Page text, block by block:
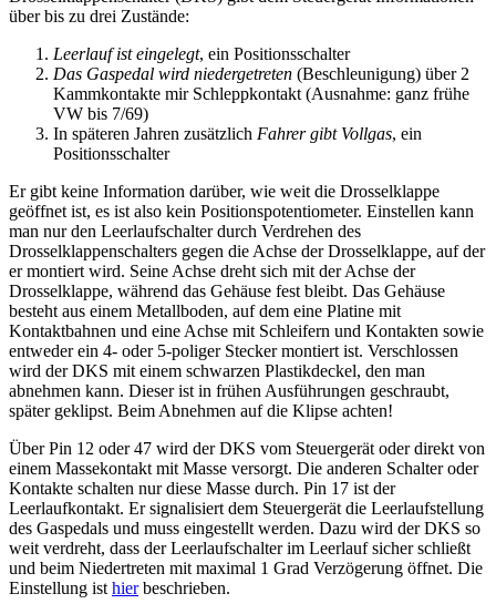
über bis zu drei Zustände:
Leerlauf ist eingelegt, ein Positionsschalter
Das Gaspedal wird niedergetreten (Beschleunigung) über 2
Kammkontakte mir Schleppkontakt (Ausnahme: ganz frühe
VW bis 7/69)
In späteren Jahren zusätzlich Fahrer gibt Vollgas, ein
Positionsschalter
Er gibt keine Information darüber, wie weit die Drosselklappe
geöffnet ist, es ist also kein Positionspotentiometer. Einstellen kann
man nur den Leerlaufschalter durch Verdrehen des
Drosselklappenschalters gegen die Achse der Drosselklappe, auf der
er montiert wird. Seine Achse dreht sich mit der Achse der
Drosselklappe, während das Gehäuse fest bleibt. Das Gehäuse
besteht aus einem Metallboden, auf dem eine Platine mit
Kontaktbahnen und eine Achse mit Schleifern und Kontakten sowie
entweder ein 4- oder 5-poliger Stecker montiert ist. Verschlossen
wird der DKS mit einem schwarzen Plastikdeckel, den man
abnehmen kann. Dieser ist in frühen Ausführungen geschraubt,
später geklipst. Beim Abnehmen auf die Klipse achten!
Über Pin 12 oder 47 wird der DKS vom Steuergerät oder direkt von
einem Massekontakt mit Masse versorgt. Die anderen Schalter oder
Kontakte schalten nur diese Masse durch. Pin 17 ist der
Leerlaufkontakt. Er signalisiert dem Steuergerät die Leerlaufstellung
des Gaspedals und muss eingestellt werden. Dazu wird der DKS so
weit verdreht, dass der Leerlaufschalter im Leerlauf sicher schließt
und beim Niedertreten mit maximal 1 Grad Verzögerung öffnet. Die
Einstellung ist hierbeschrieben.